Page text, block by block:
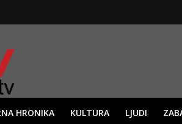
HRONIKA KULTURA LJUDI